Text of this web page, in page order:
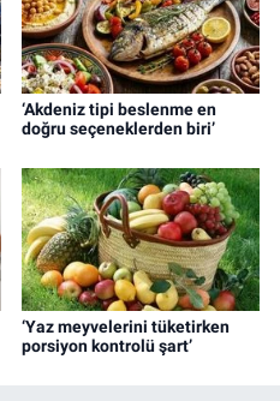
‘Akdeniz tipi beslenme en
doğru seçeneklerden biri’
‘Yaz meyvelerini tüketirken
porsiyon kontrolü şart’